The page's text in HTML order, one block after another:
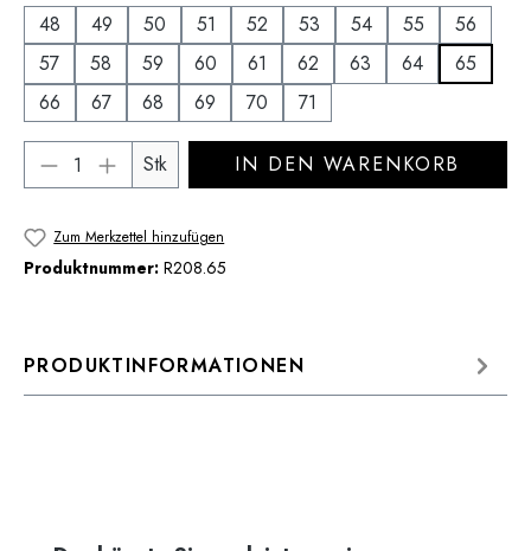
48
49 50 51 52 53 54 55
56
57
58 59 60 61 62 63 64
65
66
67 68 69 70 71
Produkt Anzahl: Gib den gewünschten
Stk IN DEN WARENKORB
Zum Merkzettel hinzufügen
Produktnummer: R208.65
PRODUKTINFORMATIONEN